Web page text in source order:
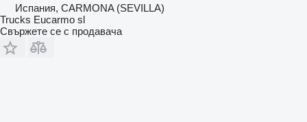
Испания, CARMONA (SEVILLA)
Trucks Eucarmo sl
Свържете се с продавача